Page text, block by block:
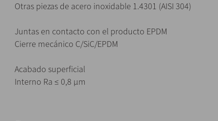
Otras piezas de acero inoxidable 1.4301 (AISI 304)
Juntas en contacto con el producto EPDM
Cierre mecánico C/SiC/EPDM
Acabado superficial
Interno Ra ≤ 0,8 μm